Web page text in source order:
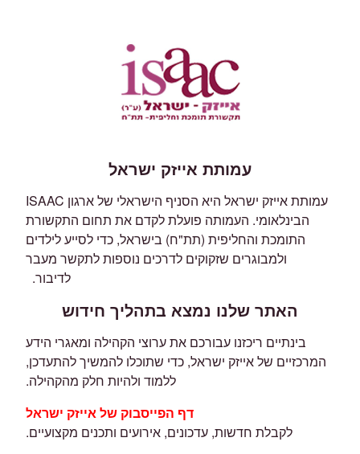
עמותת אייזק ישראל
עמותת אייזק ישראל היא הסניף הישראלי של ארגון ISAAC
הבינלאומי. העמותה פועלת לקדם את תחום התקשורת
התומכת והחליפית (תת"ח) בישראל, כדי לסייע לילדים
ולמבוגרים שזקוקים לדרכים נוספות לתקשר מעבר
לדיבור.
האתר שלנו נמצא בתהליך חידוש
בינתיים ריכזנו עבורכם את ערוצי הקהילה ומאגרי הידע
המרכזיים של אייזק ישראל, כדי שתוכלו להמשיך להתעדכן,
ללמוד ולהיות חלק מהקהילה.
דף הפייסבוק של אייזק ישראל
לקבלת חדשות, עדכונים, אירועים ותכנים מקצועיים.